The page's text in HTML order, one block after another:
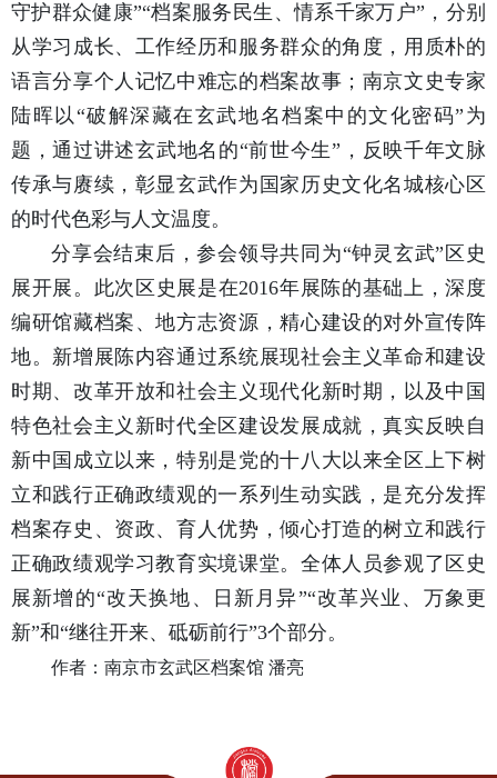
守护群众健康”“档案服务民生、情系千家万户”，分别
从学习成长、工作经历和服务群众的角度，用质朴的
语言分享个人记忆中难忘的档案故事；南京文史专家
陆晖以“破解深藏在玄武地名档案中的文化密码”为
题，通过讲述玄武地名的“前世今生”，反映千年文脉
传承与赓续，彰显玄武作为国家历史文化名城核心区
的时代色彩与人文温度。
分享会结束后，参会领导共同为“钟灵玄武”区史
展开展。此次区史展是在2016年展陈的基础上，深度
编研馆藏档案、地方志资源，精心建设的对外宣传阵
地。新增展陈内容通过系统展现社会主义革命和建设
时期、改革开放和社会主义现代化新时期，以及中国
特色社会主义新时代全区建设发展成就，真实反映自
新中国成立以来，特别是党的十八大以来全区上下树
立和践行正确政绩观的一系列生动实践，是充分发挥
档案存史、资政、育人优势，倾心打造的树立和践行
正确政绩观学习教育实境课堂。全体人员参观了区史
展新增的“改天换地、日新月异”“改革兴业、万象更
新”和“继往开来、砥砺前行”3个部分。
作者：南京市玄武区档案馆 潘亮